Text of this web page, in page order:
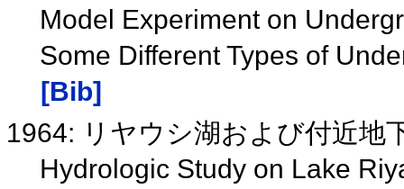
Model Experiment on
Some Different Types of
[Bib]
1964: リヤウシ湖および付近地
Hydrologic Study on Lake